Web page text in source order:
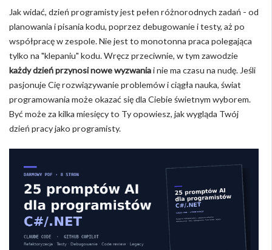
Jak widać, dzień programisty jest pełen różnorodnych zadań - od
planowania i pisania kodu, poprzez debugowanie i testy, aż po
współpracę w zespole. Nie jest to monotonna praca polegająca
tylko na "klepaniu" kodu. Wręcz przeciwnie, w tym zawodzie
każdy dzień przynosi nowe wyzwaniai nie ma czasu na nudę. Jeśli
pasjonuje Cię rozwiązywanie problemów i ciągła nauka, świat
programowania może okazać się dla Ciebie świetnym wyborem.
Być może za kilka miesięcy to Ty opowiesz, jak wygląda Twój
dzień pracy jako programisty.